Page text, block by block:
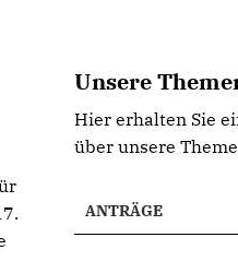
Unsere
Hier erhalten Sie
über unsere
ANTRÄGE